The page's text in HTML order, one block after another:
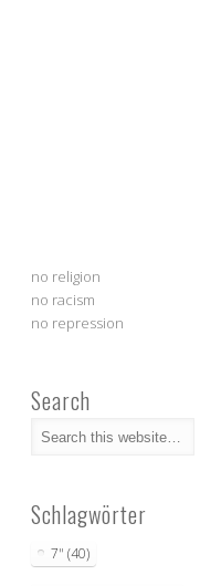
no religion
no racism
no repression
Search
Schlagwörter
7" (40)